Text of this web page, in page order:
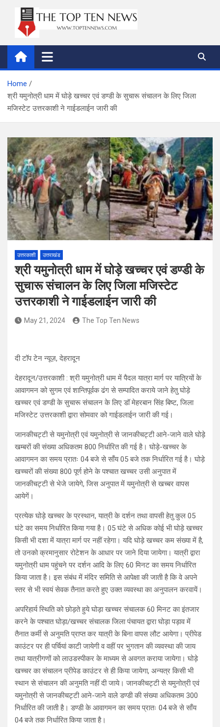
content
thetoptennews.com
Home
श्री यमुनोत्री धाम में घोड़े खच्चर एवं डण्डी के सुचारू संचालन के लिए जिला
मजिस्टेट उत्तरकाशी ने गाईडलाईन जारी की
उत्तरकाशी उत्तराखंड
श्री यमुनोत्री धाम में घोड़े खच्चर एवं डण्डी के
सुचारू संचालन के लिए जिला मजिस्टेट
उत्तरकाशी ने गाईडलाईन जारी की
May 21, 2024 The Top Ten News
दी टॉप टेन न्यूज़, देहरादून
देहरादून/उत्तरकाशी : श्री यमुनोत्री धाम में पैदल यात्रा मार्ग पर यात्रियों के
आवागमन को सुगम एवं शान्तिपूर्वक ढंग से सम्पादित कराये जाने हेतु घोड़े
खच्चर एवं डण्डी के सुचारू संचालन के लिए डॉ मेहरबान सिंह बिष्ट, जिला
मजिस्टेट उत्तरकाशी द्वारा सोमवार को गाईडलाईन जारी की गई।
जानकीचट्टी से यमुनोत्री एवं यमुनोत्री से जानकीचट्टी आने-जाने वाले घोड़े
खम्बरों की संख्या अधिकतम 800 निर्धारित की गई है। घोड़े-खच्चर के
आवागमन का समय प्रातः 04 बजे से साँय 05 बजे तक निर्धारित गई है। घोड़े
खच्चरों की संख्या 800 पूर्ण होने के पश्चात खच्चर उसी अनुपात में
जानकीचट्टी से भेजे जायेगे, जिस अनुपात में यमुनोत्री से खच्बर वापस
आयेगें।
प्रत्येक घोड़े खच्चर के प्रस्थान, यात्री के दर्शन तथा वापसी हेतु कुल 05
घंटे का समय निर्धारित किया गया है। 05 घंटे से अधिक कोई भी घोड़े खच्चर
किसी भी दशा में यात्रा मार्ग पर नहीं रहेगा। यदि घोड़े खच्चर कम संख्या में है,
तो उनको क्रमानुसार रोटेशन के आधार पर जाने दिया जायेगा। यात्री द्वारा
यमुनोत्री धाम पहुंचने पर दर्शन आदि के लिए 60 मिनट का समय निर्धारित
किया जाता है। इस संबंध में मंदिर समिति से आपेक्षा की जाती है कि वे अपने
स्तर से भी स्वयं सेवक तैनात करते हुए उक्त व्यवस्था का अनुपालन करवायें।
अपरिहार्य स्थिति को छोड़ते हुये घोड़ा खच्चर संचालक 60 मिनट का इंतजार
करने के पश्चात घोड़ा/खच्चर संचालक जिला पंचायत द्वारा घोड़ा पड़ाव में
तैनात कर्मी से अनुमति प्राप्त कर यात्री के बिना वापस लौट आयेगा। प्रीपेड
काउंटर पर ही पर्चियां काटी जायेगी व वहीं पर भुगतान की व्यवस्था की जाय
तथा यात्रीगणों को लाउडस्पीकर के माध्यम से अवगत कराया जायेगा। घोड़े
खच्चर का संचालन प्रीपेड काउंटर से ही किया जायेगा, अन्यत्र किसी भी
स्थान से संचालन की अनुमति नहीं दी जाये। जानकीचट्टी से यमुनोत्री एवं
यमुनोत्री से जानकीचट्टी आने-जाने वाले डण्डी की संख्या अधिकतम 300
निर्धारित की जाती है। डण्डी के आवागमन का समय प्रातः 04 बजे से साँय
04 बजे तक निर्धारित किया जाता है।